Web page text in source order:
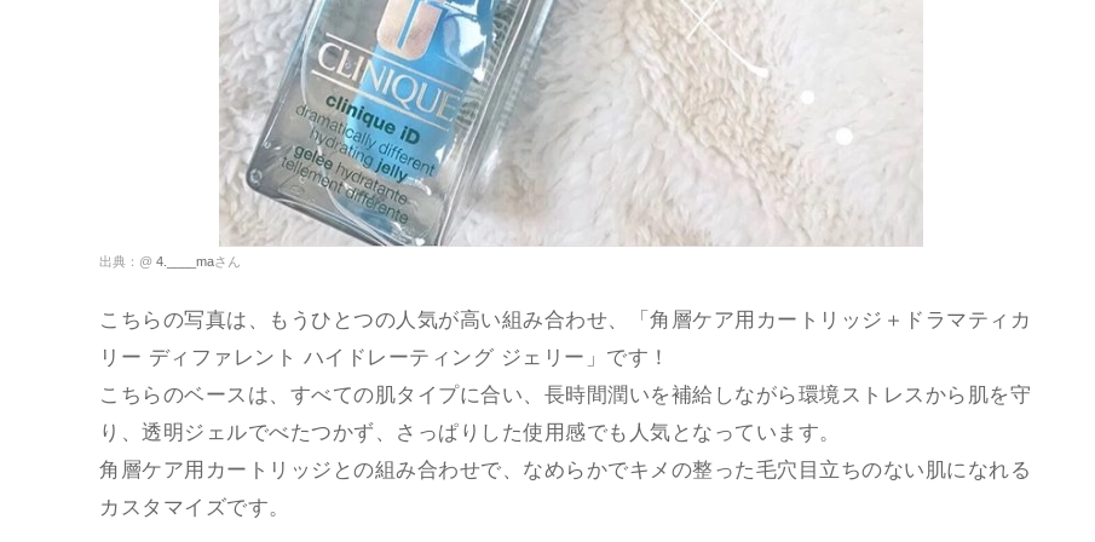
出典：@ 4.____maさん
こちらの写真は、もうひとつの人気が高い組み合わせ、「角層ケア用カートリッジ＋ドラマティカ
リー ディファレント ハイドレーティング ジェリー」です！
こちらのベースは、すべての肌タイプに合い、長時間潤いを補給しながら環境ストレスから肌を守
り、透明ジェルでべたつかず、さっぱりした使用感でも人気となっています。
角層ケア用カートリッジとの組み合わせで、なめらかでキメの整った毛穴目立ちのない肌になれる
カスタマイズです。